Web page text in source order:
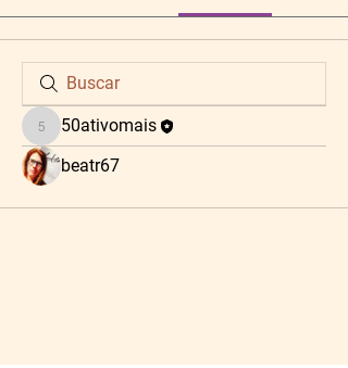
50ativomais
50ativomais
beatr67